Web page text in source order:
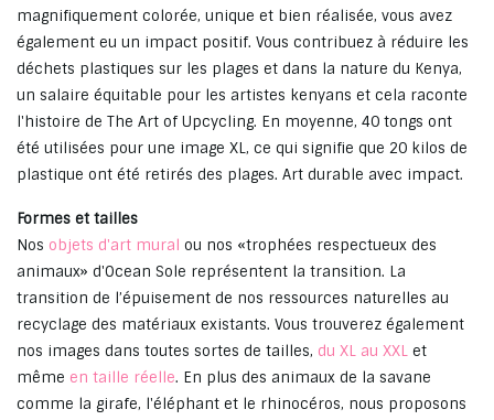
magnifiquement colorée, unique et bien réalisée, vous avez
également eu un impact positif. Vous contribuez à réduire les
déchets plastiques sur les plages et dans la nature du Kenya,
un salaire équitable pour les artistes kenyans et cela raconte
l'histoire de The Art of Upcycling. En moyenne, 40 tongs ont
été utilisées pour une image XL, ce qui signifie que 20 kilos de
plastique ont été retirés des plages. Art durable avec impact.
Formes et tailles
Nos objets d'art mural ou nos «trophées respectueux des
animaux» d'Ocean Sole représentent la transition. La
transition de l’épuisement de nos ressources naturelles au
recyclage des matériaux existants. Vous trouverez également
nos images dans toutes sortes de tailles, du XL au XXL et
même en taille réelle. En plus des animaux de la savane
comme la girafe, l'éléphant et le rhinocéros, nous proposons